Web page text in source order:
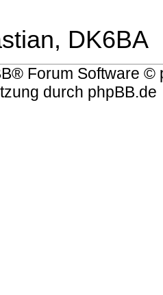
DK6BA
® Forum Software ©
durch phpBB.de